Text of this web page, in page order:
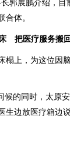
郭展鹏介绍，目
合体。
把医疗服务搬
上，为这位因脑
的同时，太原安
生边放医疗箱边